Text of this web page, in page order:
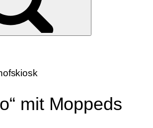
mit Moppeds